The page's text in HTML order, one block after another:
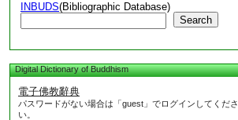
INBUDS(Bibliographic Database)
Search
Digital Dictionary of Buddhism
電子佛教辭典
パスワードがない場合は「guest」でログインしてくださ
い。